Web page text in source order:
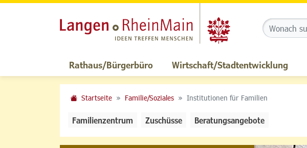
Rathaus/Bürgerbüro Wirtschaft/Stadtentwicklung
Startseite Familie/Soziales Institutionen für Familien
Familienzentrum Zuschüsse Beratungsangebote